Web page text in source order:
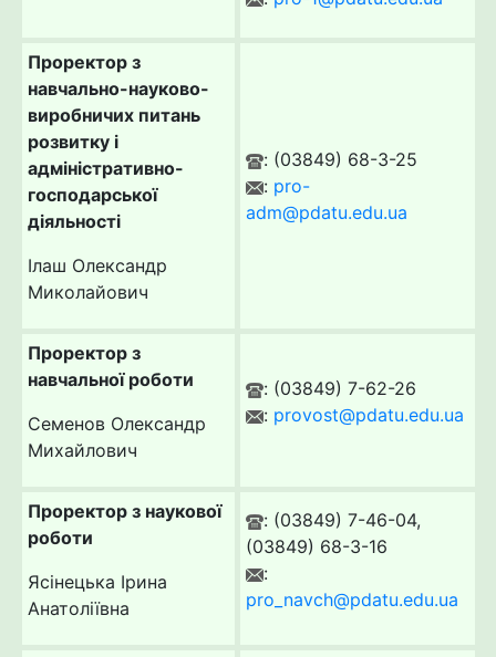
Проректор з
навчально-науково-
виробничих питань
розвитку і
адміністративно-
господарської
діяльності
Ілаш Олександр
Миколайович
: (03849) 68-3-25
: pro-
adm@pdatu.edu.ua
Проректор з
навчальної роботи
Семенов Олександр
Михайлович
: (03849) 7-62-26
: provost@pdatu.edu.ua
Проректор з наукової
роботи
Ясінецька Ірина
Анатоліївна
: (03849) 7-46-04,
(03849) 68-3-16
:
pro_navch@pdatu.edu.ua